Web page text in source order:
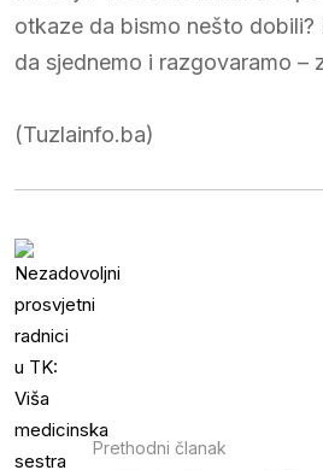
otkaze da bismo nešto
da sjednemo i razgovaramo –
(Tuzlainfo.ba)
Prethodni članak